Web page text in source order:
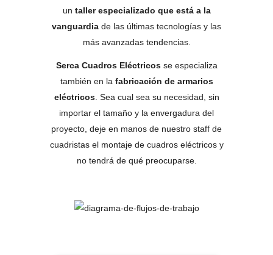
un taller especializado que está a la
vanguardia de las últimas tecnologías y las
más avanzadas tendencias.
Serca Cuadros Eléctricosse especializa
también en la fabricación de armarios
eléctricos. Sea cual sea su necesidad, sin
importar el tamaño y la envergadura del
proyecto, deje en manos de nuestro staff de
cuadristas el montaje de cuadros eléctricos y
no tendrá de qué preocuparse.